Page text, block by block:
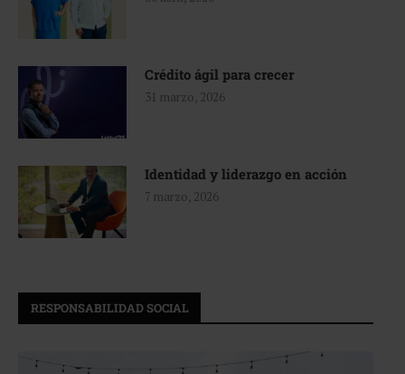
Crédito ágil para crecer
31 marzo, 2026
Identidad y liderazgo en acción
7 marzo, 2026
RESPONSABILIDAD SOCIAL